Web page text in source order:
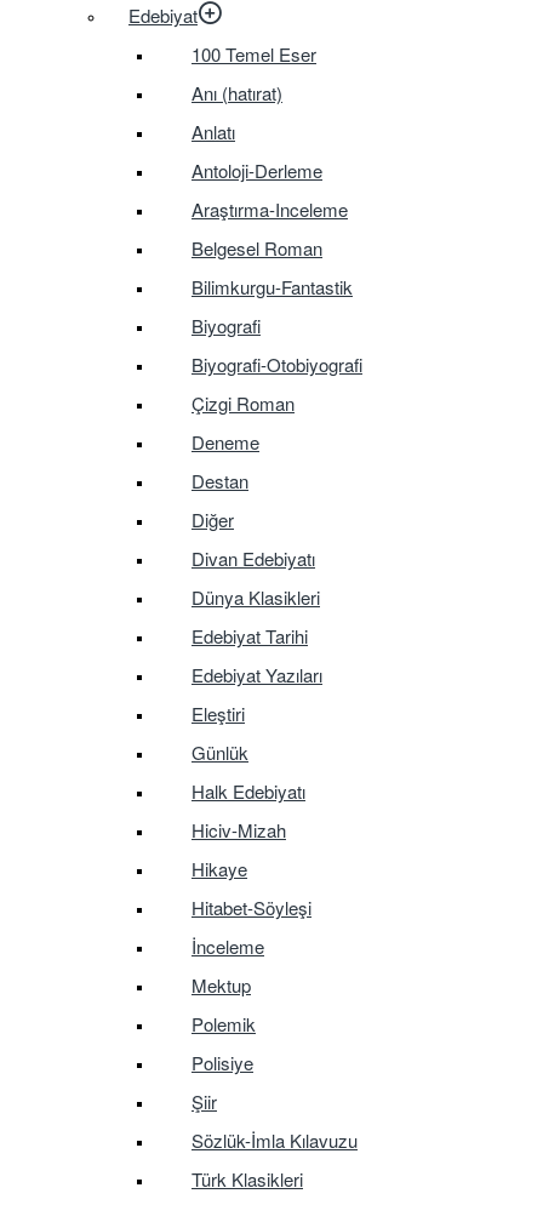
Edebiyat
100 Temel Eser
Anı (hatırat)
Anlatı
Antoloji-Derleme
Araştırma-Inceleme
Belgesel Roman
Bilimkurgu-Fantastik
Biyografi
Biyografi-Otobiyografi
Çizgi Roman
Deneme
Destan
Diğer
Divan Edebiyatı
Dünya Klasikleri
Edebiyat Tarihi
Edebiyat Yazıları
Eleştiri
Günlük
Halk Edebiyatı
Hiciv-Mizah
Hikaye
Hitabet-Söyleşi
İnceleme
Mektup
Polemik
Polisiye
Şiir
Sözlük-İmla Kılavuzu
Türk Klasikleri